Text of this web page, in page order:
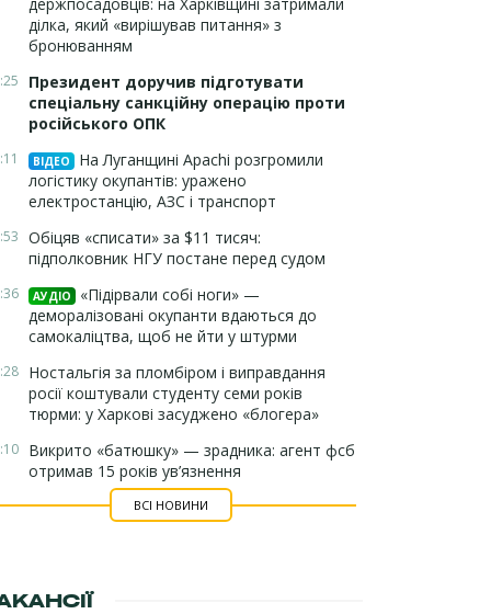
ділка, який «вирішував питання» з
бронюванням
Президент доручив підготувати
спеціальну санкційну операцію проти
російського ОПК
ВІДЕО
На Луганщині Apachi розгромили
логістику окупантів: уражено
електростанцію, АЗС і транспорт
Обіцяв «списати» за $11 тисяч:
підполковник НГУ постане перед судом
АУДІО
«Підірвали собі ноги» —
деморалізовані окупанти вдаються до
самокаліцтва, щоб не йти у штурми
Ностальгія за пломбіром і виправдання
росії коштували студенту семи років
тюрми: у Харкові засуджено «блогера»
Викрито «батюшку» — зрадника: агент фсб
отримав 15 років ув’язнення
ВСІ НОВИНИ